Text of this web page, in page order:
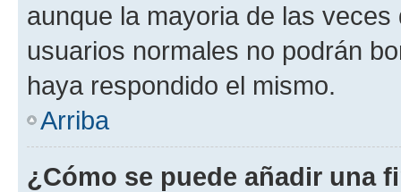
aunque la mayoria de las
usuarios normales no podrán
haya respondido el mismo.
Arriba
¿Cómo se puede añadir una